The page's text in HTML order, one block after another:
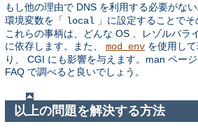
もし他の理由で DNS を利用する必要がない
環境変数を「 local 」に設定することで
これらの事柄は、どんな OS 、レゾルバラ
に依存します。また、 mod_env を使用し
り、 CGI にも影響を与えます。man ペー
FAQ で調べると良いでしょう。
以上の問題を解決する方法